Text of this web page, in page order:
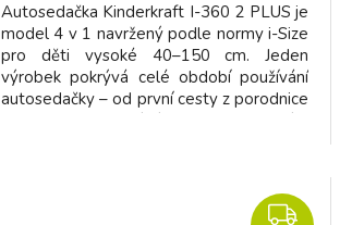
Autosedačka Kinderkraft I-360 2 PLUS je
model 4 v 1 navržený podle normy i-Size
pro děti vysoké 40–150 cm. Jeden
výrobek pokrývá celé období používání
autosedačky – od první cesty z porodnice